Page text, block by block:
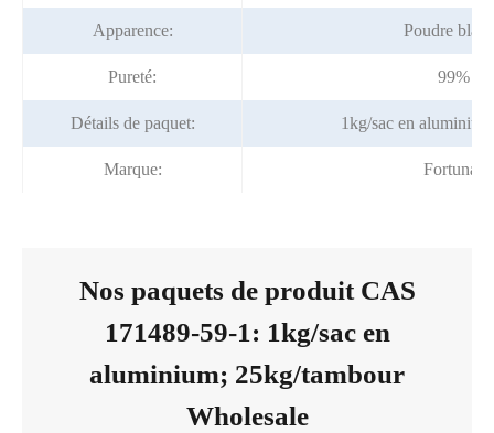
Apparence: Poudre
Pureté: 99%
Détails de paquet: 1kg/sac en
Marque:
Nos paquets de produit CAS
171489-59-1: 1kg/sac en
aluminium; 25kg/tambour
Wholesale